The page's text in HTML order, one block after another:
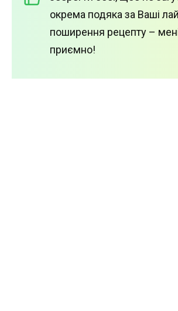
окрема подяка за Ваші
поширення рецепту –
приємно!